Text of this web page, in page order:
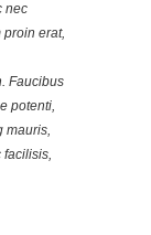
nec
erat,
Faucibus
potenti,
mauris,
facilisis,